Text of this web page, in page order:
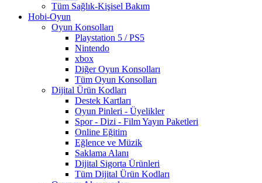
Tüm Sağlık-Kişisel Bakım
Hobi-Oyun
Oyun Konsolları
Playstation 5 / PS5
Nintendo
xbox
Diğer Oyun Konsolları
Tüm Oyun Konsolları
Dijital Ürün Kodları
Destek Kartları
Oyun Pinleri - Üyelikler
Spor - Dizi - Film Yayın Paketleri
Online Eğitim
Eğlence ve Müzik
Saklama Alanı
Dijital Sigorta Ürünleri
Tüm Dijital Ürün Kodları